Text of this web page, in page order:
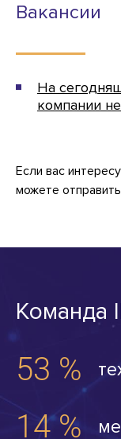
Вакансии
На
компании
Если вас
можете
Команда